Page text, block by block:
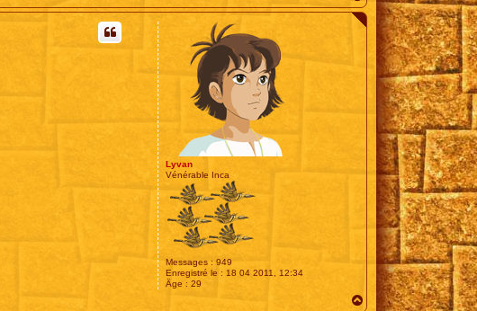
a
u
Lyvan
Vénérable Inca
Messages : 949
Enregistré le : 18 04 2011, 12:34
Âge : 29